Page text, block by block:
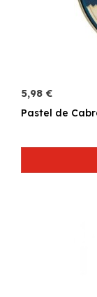
5,98 €
Pastel de